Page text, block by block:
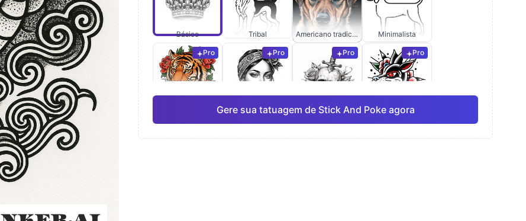
Básico Tribal Americano tradicional Minimalista
Pro
Japonês
Pro
Aquarela
Pro
Linha fina
Pro
Anime
Gere sua tatuagem de Stick And Poke agora